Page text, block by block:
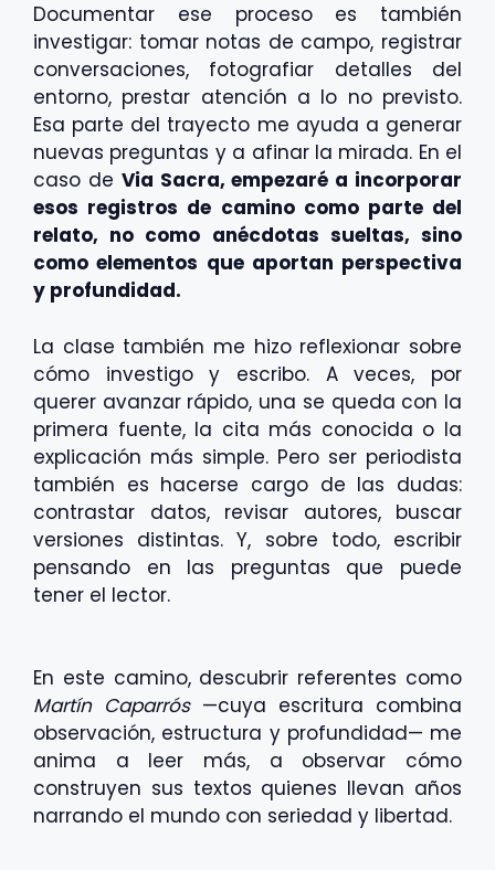
Documentar ese proceso es también
investigar: tomar notas de campo, registrar
conversaciones, fotografiar detalles del
entorno, prestar atención a lo no previsto.
Esa parte del trayecto me ayuda a generar
nuevas preguntas y a afinar la mirada. En el
caso de Via Sacra, empezaré a incorporar
esos registros de camino como parte del
relato, no como anécdotas sueltas, sino
como elementos que aportan perspectiva
y profundidad.
La clase también me hizo reflexionar sobre
cómo investigo y escribo. A veces, por
querer avanzar rápido, una se queda con la
primera fuente, la cita más conocida o la
explicación más simple. Pero ser periodista
también es hacerse cargo de las dudas:
contrastar datos, revisar autores, buscar
versiones distintas. Y, sobre todo, escribir
pensando en las preguntas que puede
tener el lector.
En este camino, descubrir referentes como
Martín Caparrós—cuya escritura combina
observación, estructura y profundidad— me
anima a leer más, a observar cómo
construyen sus textos quienes llevan años
narrando el mundo con seriedad y libertad.